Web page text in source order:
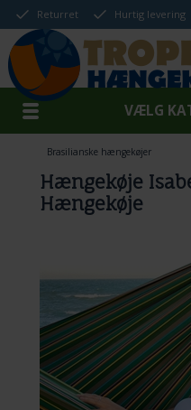
Returret Hurtig levering
VÆLG
Brasilianske hængekøjer
Hængekøje
Hængekøje